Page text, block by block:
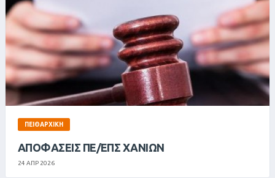
ΠΕΙΘΑΡΧΙΚΉ
ΑΠΟΦΑΣΕΙΣ ΠΕ/ΕΠΣ ΧΑΝΙΩΝ
24 ΑΠΡ 2026